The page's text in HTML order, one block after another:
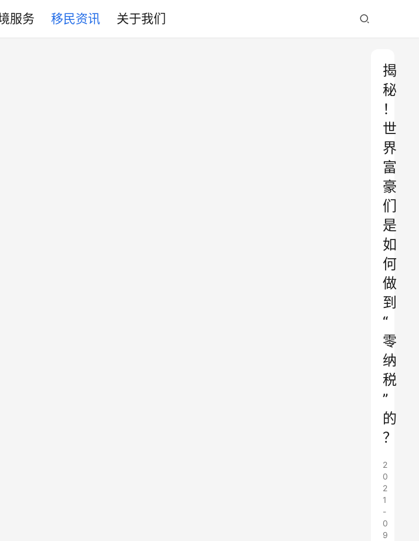
服务 移民资讯 关于我们
揭
秘
！
世
界
富
豪
们
是
如
何
做
到
“
零
纳
税
”
的
？
2
0
2
1
-
0
9